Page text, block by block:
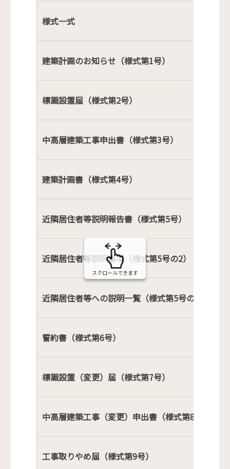
様式一式
建築計画のお知らせ（様式第1号）
標識設置届（様式第2号）
中高層建築工事申出書（様式第3号）
建築計画書（様式第4号）
近隣居住者等説明報告書（様式第5号）
近隣居住者等説明事項（様式第5号の2）
近隣居住者等への説明一覧（様式第5号の3）
誓約書（様式第6号）
標識設置（変更）届（様式第7号）
中高層建築工事（変更）申出書（様式第8号）
工事取りやめ届（様式第9号）
スクロールできます